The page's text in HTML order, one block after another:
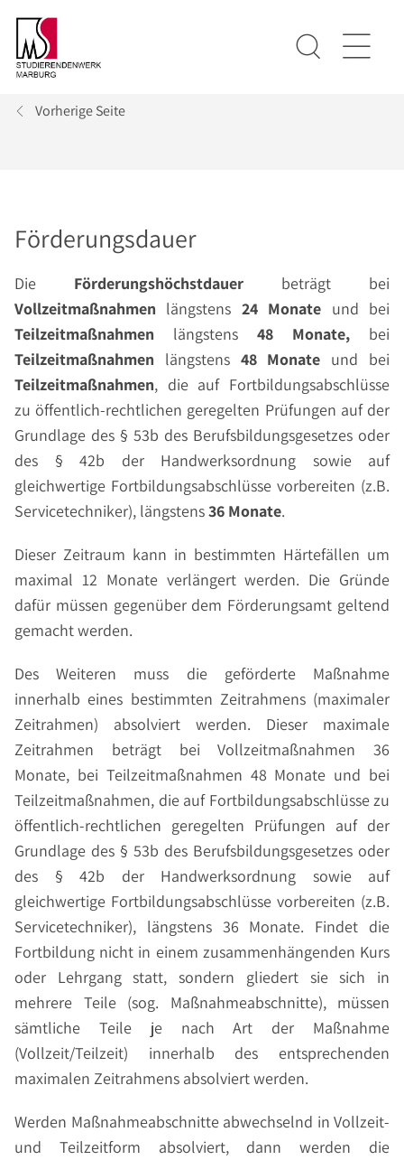
Vorherige Seite
Förderungsdauer
Die Förderungshöchstdauer beträgt bei
Vollzeitmaßnahmen längstens 24 Monate und bei
Teilzeitmaßnahmen längstens 48 Monate, bei
Teilzeitmaßnahmen längstens 48 Monate und bei
Teilzeitmaßnahmen, die auf Fortbildungsabschlüsse
zu öffentlich-rechtlichen geregelten Prüfungen auf der
Grundlage des § 53b des Berufsbildungsgesetzes oder
des § 42b der Handwerksordnung sowie auf
gleichwertige Fortbildungsabschlüsse vorbereiten (z.B.
Servicetechniker), längstens36 Monate.
Dieser Zeitraum kann in bestimmten Härtefällen um
maximal 12 Monate verlängert werden. Die Gründe
dafür müssen gegenüber dem Förderungsamt geltend
gemacht werden.
Des Weiteren muss die geförderte Maßnahme
innerhalb eines bestimmten Zeitrahmens (maximaler
Zeitrahmen) absolviert werden. Dieser maximale
Zeitrahmen beträgt bei Vollzeitmaßnahmen 36
Monate, bei Teilzeitmaßnahmen 48 Monate und bei
Teilzeitmaßnahmen, die auf Fortbildungsabschlüsse zu
öffentlich-rechtlichen geregelten Prüfungen auf der
Grundlage des § 53b des Berufsbildungsgesetzes oder
des § 42b der Handwerksordnung sowie auf
gleichwertige Fortbildungsabschlüsse vorbereiten (z.B.
Servicetechniker), längstens 36 Monate. Findet die
Fortbildung nicht in einem zusammenhängenden Kurs
oder Lehrgang statt, sondern gliedert sie sich in
mehrere Teile (sog. Maßnahmeabschnitte), müssen
sämtliche Teile je nach Art der Maßnahme
(Vollzeit/Teilzeit) innerhalb des entsprechenden
maximalen Zeitrahmens absolviert werden.
Werden Maßnahmeabschnitte abwechselnd in Vollzeit-
und Teilzeitform absolviert, dann werden die